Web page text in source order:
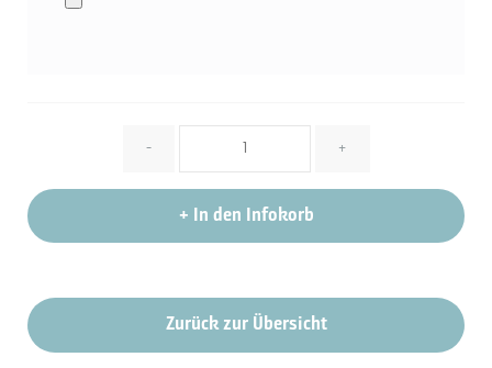
- +
+ In den Infokorb
Zurück zur Übersicht